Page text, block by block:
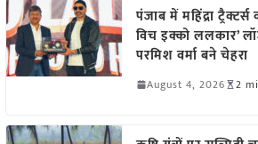
पंजाब में महिंद्रा
विच इक्को ललकार’
परमिश वर्मा बने चेहरा
August 4, 2026 2